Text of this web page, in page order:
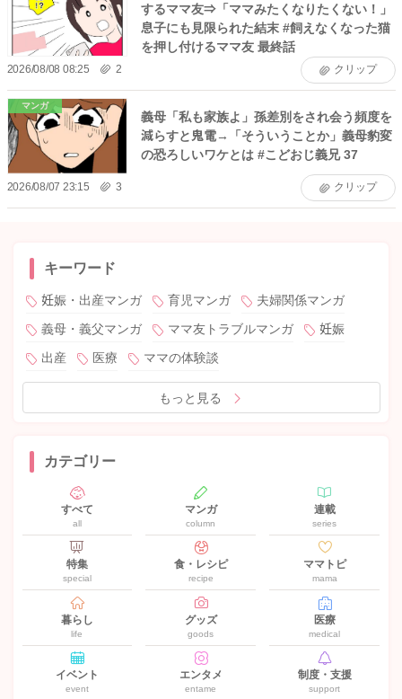
するママ友⇒「ママみたくなりたくない！」
息子にも見限られた結末 #飼えなくなった猫
を押し付けるママ友 最終話
2026/08/08 08:25 2 クリップ
マンガ
義母「私も家族よ」孫差別をされ会う頻度を
減らすと鬼電→「そういうことか」義母豹変
の恐ろしいワケとは #こどおじ義兄 37
2026/08/07 23:15 3 クリップ
キーワード
妊娠・出産マンガ 育児マンガ
夫婦関係マンガ
義母・義父マンガ
ママ友トラブルマンガ
妊娠
出産
医療 ママの体験談
もっと見る
カテゴリー
すべて
all
マンガ
column
連載
series
特集
special
食・レシピ
recipe
ママトピ
mama
暮らし
life
グッズ
goods
医療
medical
イベント
event
エンタメ
entame
制度・支援
support